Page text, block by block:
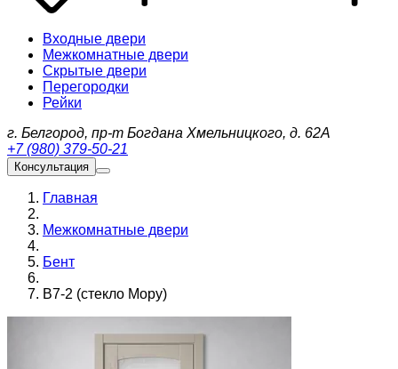
Входные двери
Межкомнатные двери
Скрытые двери
Перегородки
Рейки
г. Белгород, пр-т Богдана Хмельницкого, д. 62А
+7 (980) 379-50-21
Консультация
Главная
Межкомнатные двери
Бент
B7-2 (стекло Мору)